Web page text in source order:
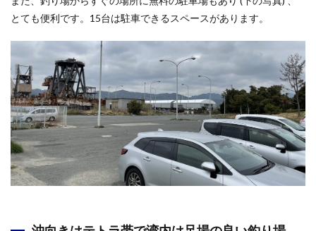
とても便利です。15台は駐車できるスペースがあります。